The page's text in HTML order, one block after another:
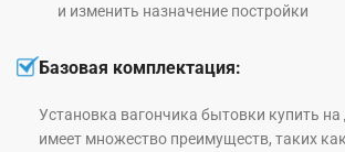
и изменить назначение постройки
Базовая комплектация:
Установка вагончика бытовки купить
имеет множество преимуществ, таких